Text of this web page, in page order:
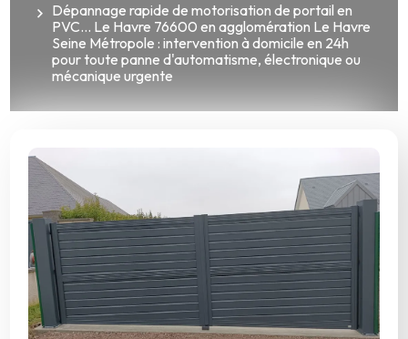
Dépannage rapide de motorisation de portail en
PVC... Le Havre 76600 en agglomération Le Havre
Seine Métropole : intervention à domicile en 24h
pour toute panne d'automatisme, électronique ou
mécanique urgente